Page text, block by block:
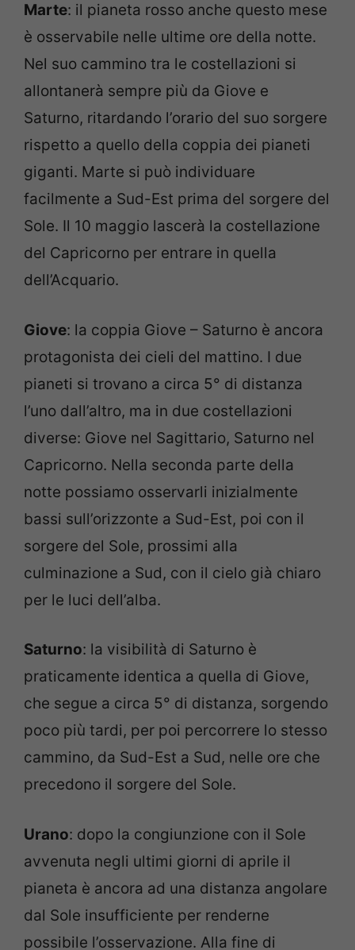
Marte: il pianeta rosso anche questo mese
è osservabile nelle ultime ore della notte.
Nel suo cammino tra le costellazioni si
allontanerà sempre più da Giove e
Saturno, ritardando l’orario del suo sorgere
rispetto a quello della coppia dei pianeti
giganti. Marte si può individuare
facilmente a Sud-Est prima del sorgere del
Sole. Il 10 maggio lascerà la costellazione
del Capricorno per entrare in quella
dell’Acquario.
Giove: la coppia Giove – Saturno è ancora
protagonista dei cieli del mattino. I due
pianeti si trovano a circa 5° di distanza
l’uno dall’altro, ma in due costellazioni
diverse: Giove nel Sagittario, Saturno nel
Capricorno. Nella seconda parte della
notte possiamo osservarli inizialmente
bassi sull’orizzonte a Sud-Est, poi con il
sorgere del Sole, prossimi alla
culminazione a Sud, con il cielo già chiaro
per le luci dell’alba.
Saturno: la visibilità di Saturno è
praticamente identica a quella di Giove,
che segue a circa 5° di distanza, sorgendo
poco più tardi, per poi percorrere lo stesso
cammino, da Sud-Est a Sud, nelle ore che
precedono il sorgere del Sole.
Urano: dopo la congiunzione con il Sole
avvenuta negli ultimi giorni di aprile il
pianeta è ancora ad una distanza angolare
dal Sole insufficiente per renderne
possibile l’osservazione. Alla fine di